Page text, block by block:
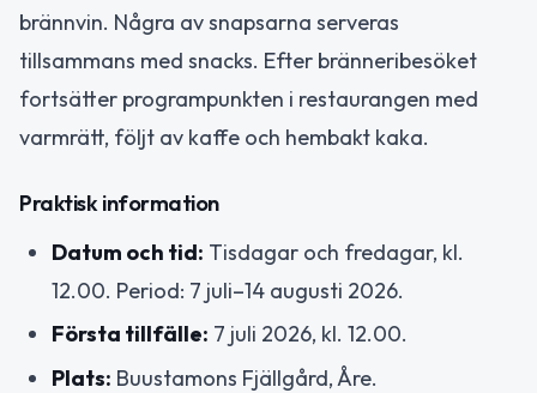
brännvin. Några av snapsarna serveras
tillsammans med snacks. Efter bränneribesöket
fortsätter programpunkten i restaurangen med
varmrätt, följt av kaffe och hembakt kaka.
Praktisk information
Datum och tid: Tisdagar och fredagar, kl.
12.00. Period: 7 juli–14 augusti 2026.
Första tillfälle: 7 juli 2026, kl. 12.00.
Plats: Buustamons Fjällgård, Åre.